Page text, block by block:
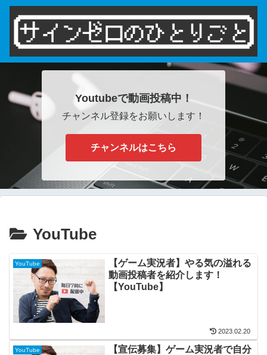
Youtubeで動画投稿中！
チャンネル登録をお願いします！
チャンネルはこちら
YouTube
YouTube
【ゲーム実況者】やる気の溢れる
動画投稿者を紹介します！
【YouTube】
2023.02.20
YouTube
【宣伝募集】ゲーム実況者で自分